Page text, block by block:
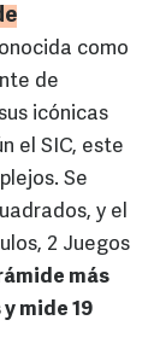
como
de
icónicas
el SIC, este
Se
y el
2 Juegos
más
mide 19